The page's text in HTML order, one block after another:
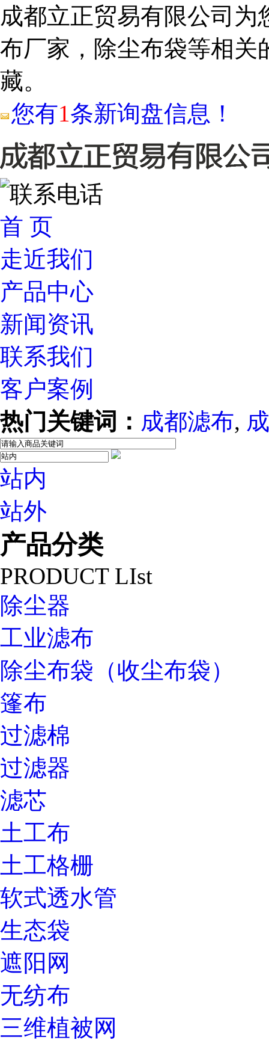
成都立正贸易有限公司为
布厂家，除尘布袋等相关
藏。
您有1条新询盘信息！
首 页
走近我们
产品中心
新闻资讯
联系我们
客户案例
热门关键词： 成都滤布,
站内
站外
产品分类
PRODUCT LIst
除尘器
工业滤布
除尘布袋（收尘布袋）
篷布
过滤棉
过滤器
滤芯
土工布
土工格栅
软式透水管
生态袋
遮阳网
无纺布
三维植被网